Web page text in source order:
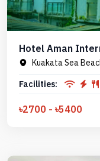
Hotel Aman
Kuakata Sea
Facilities:
৳2700 - ৳5400